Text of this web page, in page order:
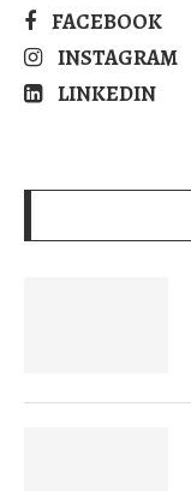
FACEBOOK
INSTAGRAM
LINKEDIN